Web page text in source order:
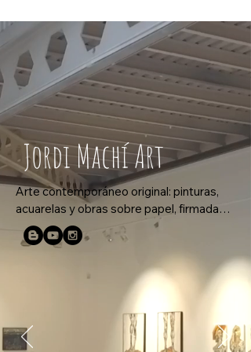
Jordi Machí Art
Arte contemporáneo original: pinturas,
acuarelas y obras sobre papel, firmadas y
enmarcadas, disponibles para
coleccionistas, interioristas y amantes